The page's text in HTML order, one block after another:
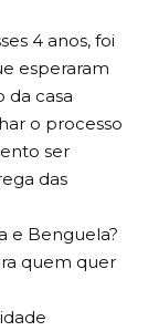
4 anos, foi
esperaram
da casa
o processo
ser
das
e Benguela?
quem quer